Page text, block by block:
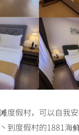
度假村，可以自我安
到度假村的1881海